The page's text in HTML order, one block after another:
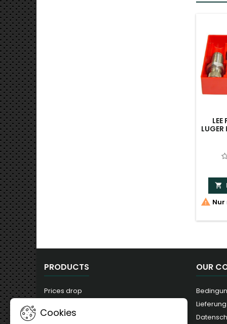

 Nur
PRODUCTS
Prices drop
Best sales
OUR
Lieferung
Cookies